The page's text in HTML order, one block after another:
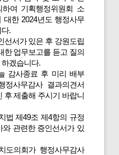
여 기획행정위원회 소
대한 2024년도 행정사무
.
선서가 있은 후 강원도립
한 업무보고를 듣고 질의
하겠습니다.
감사종료 후 미리 배부
사무감사 결과의견서
후 제출해 주시기 바랍니
법 제49조 제4항의 규정
와 관련한 증인선서가 있
도의회가 행정사무감사